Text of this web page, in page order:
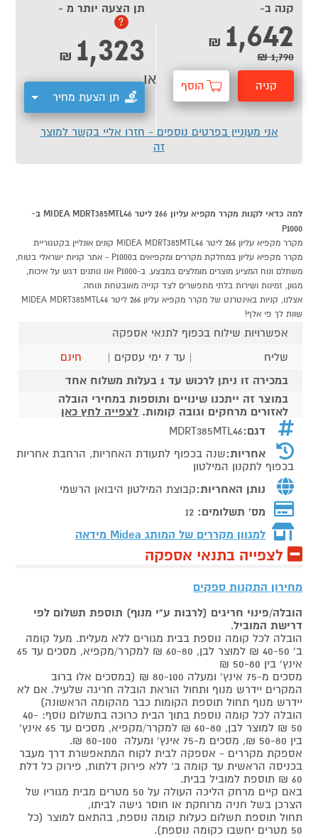
קנה ב-
1,642
₪
1,790 ₪
קניה הוסף
תן הצעה יותר מ -
?
1,323
₪
תן הצעת מחיר
או
אני מעוניין בפרטים נוספים - חזרו אליי בקשר למוצר
זה
למה כדאי לקנות מקרר מקפיא עליון 266 ליטר MIDEA MDRT385MTL46 ב-
P1000
מקרר מקפיא עליון 266 ליטר MIDEA MDRT385MTL46 קונים אונליין בקטגוריית
מקרר מקפיא עליון במחלקת מקררים ומקפיאים בP1000 - אתר קניות ישראלי בטוח,
משתלם ונוח המציע מוצרים מומלצים במבצע. ב-P1000 אנו נותנים דגש על איכות,
מגוון, זמינות ושירות בלתי מתפשרים לצד קנייה מאובטחת ונוחה.
אצלנו, קניות באינטרנט של מקרר מקפיא עליון 266 ליטר MIDEA MDRT385MTL46
שוות לך פי אלף!
אפשרויות שילוח בכפוף לתנאי אספקה
שליח
| עד 7 ימי עסקים |
חינם
במכירה זו ניתן לרכוש עד 1 בעלות משלוח אחד
במוצר זה ייתכנו שינויים ותוספות במחירי הובלה
לאזורים מרחקים וגובה קומות. לצפייה לחץ כאן
דגם:MDRT385MTL46
אחריות:שנה בכפוף לתעודת האחריות, הרחבת אחריות
בכפוף לתקנון המילטון
נותן האחריות:קבוצת המילטון היבואן הרשמי
מס' תשלומים: 12
למגוון מקררים של המותג Midea מידאה
לצפייה בתנאי אספקה
מחירון התקנות ספקים
הובלה/פינוי חריגים (לרבות ע"י מנוף) תוספת תשלום לפי
דרישת המוביל.
הובלה לכל קומה נוספת בבית מגורים ללא מעלית. מעל קומה
ב' 40-50 ₪ למוצר לבן, 60-80 ₪ למקרר/מקפיא, מסכים עד 65
אינץ' בין 50-80 ₪
מסכים מ-75 אינץ' ומעלה 80-100 ₪ (במסכים אלו ברוב
המקרים יידרש מנוף ותחול הוראת הובלה חריגה שלעיל. אם לא
יידרש מנוף תחול תוספת הקומות כבר מהקומה הראשונה)
הובלה לכל קומה נוספת בתוך הבית כרוכה בתשלום נוסף: 40-
50 ₪ למוצר לבן, 60-80 ₪ למקרר/מקפיא, מסכים עד 65 אינץ'
בין 50-80 ₪, מסכים מ-75 אינץ' ומעלה 80-100 ₪.
אספקת מקררים - אספקה לבית לקוח המתאפשרת דרך מעבר
בכניסה הראשית עד קומה ב' ללא פירוק דלתות, פירוק כל דלת
60 ₪ תוספת למוביל בבית.
באם קיים מרחק הליכה העולה על 50 מטרים מבית מגוריו של
הצרכן בשל חניה מרוחקת או חוסר גישה לביתו,
תחול תוספת תשלום כעלות קומה נוספת, בהתאם למוצר (כל
50 מטרים יחשבו כקומה נוספת).